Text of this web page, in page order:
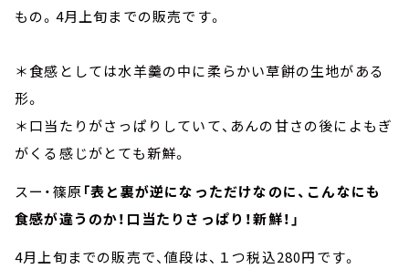
もの。4月上旬までの販売です。
＊食感としては水羊羹の中に柔らかい草餅の生地がある
形。
＊口当たりがさっぱりしていて、あんの甘さの後によもぎ
がくる感じがとても新鮮。
スー・篠原「表と裏が逆になっただけなのに、こんなにも
食感が違うのか！口当たりさっぱり！新鮮！」
4月上旬までの販売で、値段は、１つ税込280円です。